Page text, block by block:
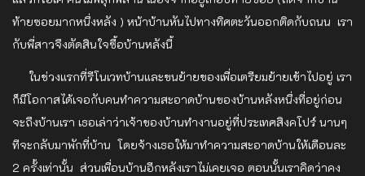
ท้ายซอยมากหนึ่งหลัง ) หน้าบ้านหันไปทางทิศตะวันออกติดกับถนน เรา
กับพี่สาวจึงตัดสินใจซื้อบ้านหลังนี้
ในช่วงแรกที่รีโนเวทบ้านและขนย้ายของเพื่อเตรียมย้ายเข้าไปอยู่ เรา
ก็มีโอกาสได้เจอกับคนทำความสะอาดบ้านของบ้านหลังหนึ่งที่อยู่ก่อน
จะถึงบ้านเรา เธอเล่าว่าเจ้าของบ้านทำงานอยู่ที่ประเทศสิงคโปร์ นานๆ
ทีจะกลับมาพักที่บ้าน โดยจ้างเธอให้มาทำความสะอาดบ้านให้เดือนละ
2 ครั้งเท่านั้น ส่วนเพื่อนบ้านอีกหลังเราไม่เคยเจอ ตอนนั้นเราคิดว่าคง